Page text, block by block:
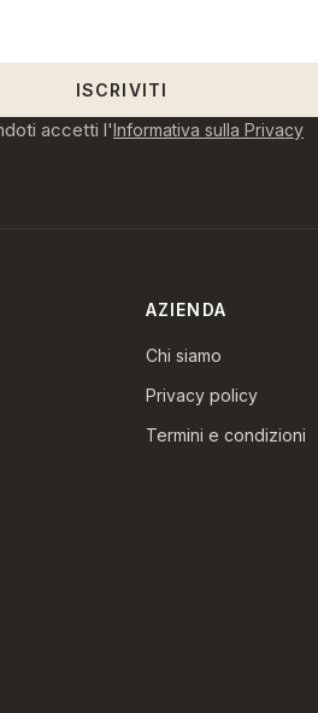
ISCRIVITI
accetti l'Informativa sulla Privacy
AZIENDA
Chi siamo
Privacy policy
Termini e condizioni